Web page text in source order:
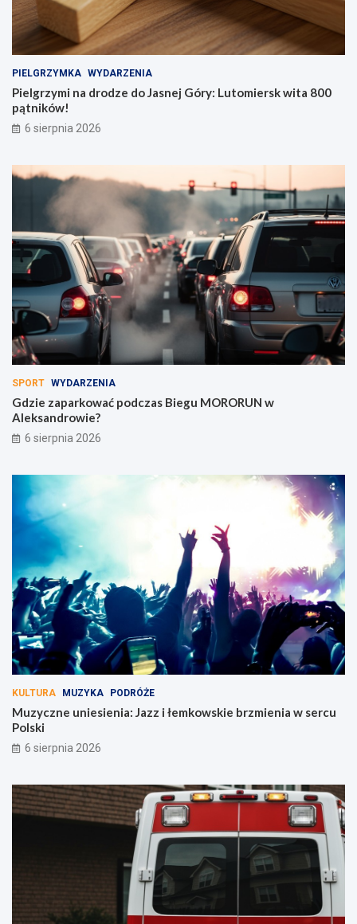
PIELGRZYMKA WYDARZENIA
Pielgrzymi na drodze do Jasnej Góry: Lutomiersk wita 800
pątników!
6 sierpnia 2026
SPORT WYDARZENIA
Gdzie zaparkować podczas Biegu MORORUN w
Aleksandrowie?
6 sierpnia 2026
KULTURA MUZYKA PODRÓŻE
Muzyczne uniesienia: Jazz i łemkowskie brzmienia w sercu
Polski
6 sierpnia 2026